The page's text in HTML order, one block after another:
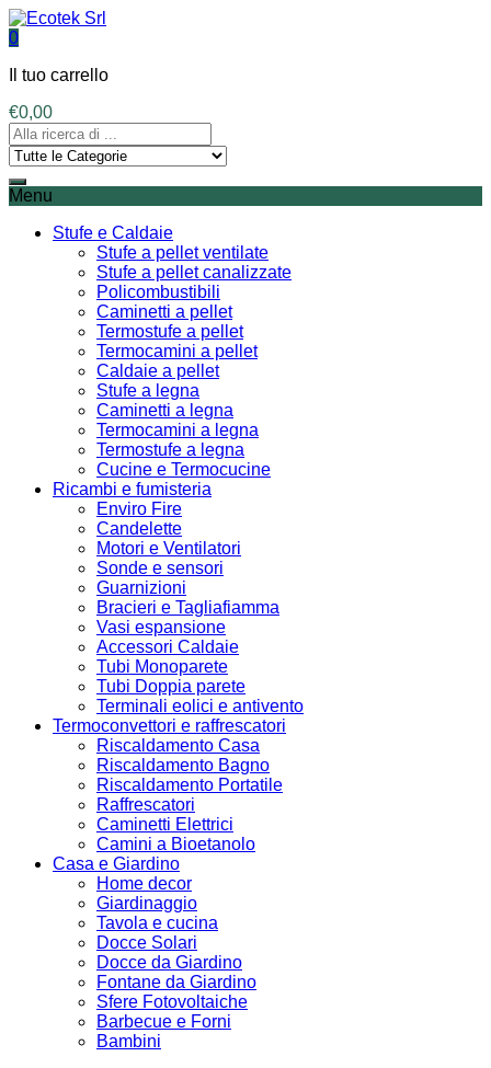
0
Il tuo carrello
€0,00
Menu
Stufe e Caldaie
Stufe a pellet ventilate
Stufe a pellet canalizzate
Policombustibili
Caminetti a pellet
Termostufe a pellet
Termocamini a pellet
Caldaie a pellet
Stufe a legna
Caminetti a legna
Termocamini a legna
Termostufe a legna
Cucine e Termocucine
Ricambi e fumisteria
Enviro Fire
Candelette
Motori e Ventilatori
Sonde e sensori
Guarnizioni
Bracieri e Tagliafiamma
Vasi espansione
Accessori Caldaie
Tubi Monoparete
Tubi Doppia parete
Terminali eolici e antivento
Termoconvettori e raffrescatori
Riscaldamento Casa
Riscaldamento Bagno
Riscaldamento Portatile
Raffrescatori
Caminetti Elettrici
Camini a Bioetanolo
Casa e Giardino
Home decor
Giardinaggio
Tavola e cucina
Docce Solari
Docce da Giardino
Fontane da Giardino
Sfere Fotovoltaiche
Barbecue e Forni
Bambini